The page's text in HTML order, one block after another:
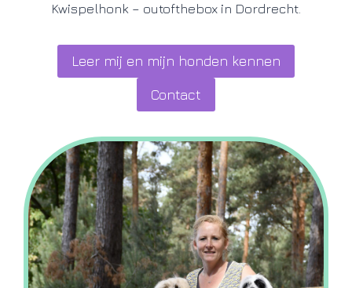
Kwispelhonk – outofthebox in Dordrecht.
Leer mij en mijn honden kennen
Contact